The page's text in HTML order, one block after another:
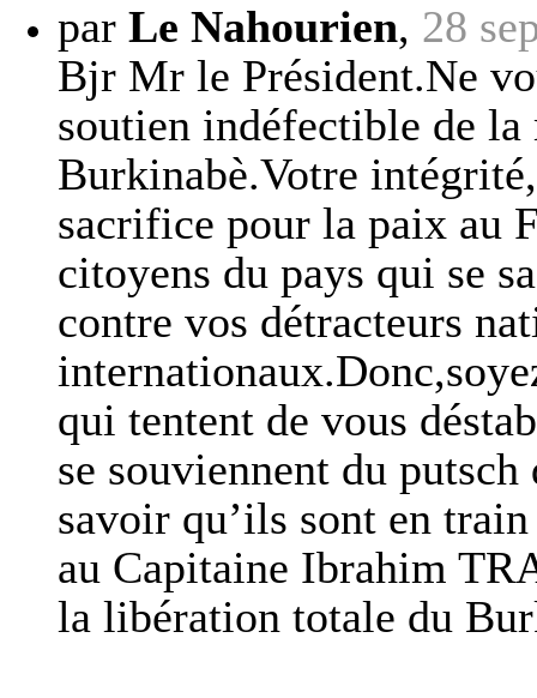
par Le Nahourien, 28
Bjr Mr le Président.Ne
soutien indéfectible de
Burkinabè.Votre
sacrifice pour la paix au
citoyens du pays qui se
contre vos détracteurs
qui tentent de vous
se souviennent du
savoir qu’ils sont en
au Capitaine Ibrahim
la libération totale du